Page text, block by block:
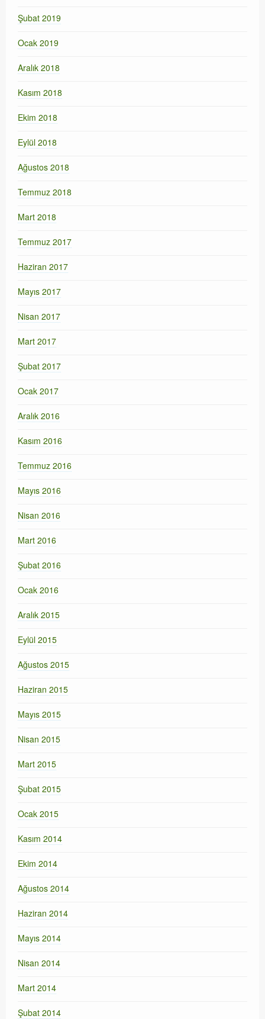
Şubat 2019
Ocak 2019
Aralık 2018
Kasım 2018
Ekim 2018
Eylül 2018
Ağustos 2018
Temmuz 2018
Mart 2018
Temmuz 2017
Haziran 2017
Mayıs 2017
Nisan 2017
Mart 2017
Şubat 2017
Ocak 2017
Aralık 2016
Kasım 2016
Temmuz 2016
Mayıs 2016
Nisan 2016
Mart 2016
Şubat 2016
Ocak 2016
Aralık 2015
Eylül 2015
Ağustos 2015
Haziran 2015
Mayıs 2015
Nisan 2015
Mart 2015
Şubat 2015
Ocak 2015
Kasım 2014
Ekim 2014
Ağustos 2014
Haziran 2014
Mayıs 2014
Nisan 2014
Mart 2014
Şubat 2014